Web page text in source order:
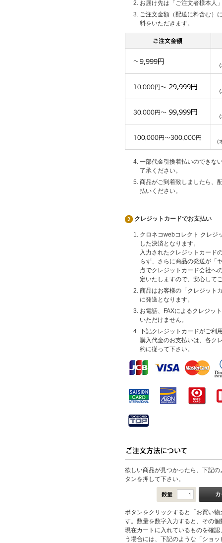
お届け先は「ご注文者様本人
ご注文金額（配送に料含む）
料をいただきます。
一部代金引換着払いのできな
了承ください。
商品がご到着致しましたら、
払いください。
クレジットカードでお支払い
クロネコwebコレクト クレジ
した決済となります。
入力されたクレジットカード
らず、さらに商品の発送が「
点でクレジットカード会社へ
定いたしますので、安心して
商品はお客様の「クレジット
に発送となります。
お電話、FAXによるクレジッ
いただけません。
下記クレジットカードがご利
購入代金のお支払いは、各ク
約に従って下さい。
欲しい商品が見つかったら、下記
タンを押して下さい。
ボタンをクリックすると「お買い
す。数量を数字入力すると、その
現在カートに入れているものを確
う場合には、下記のような「ショ